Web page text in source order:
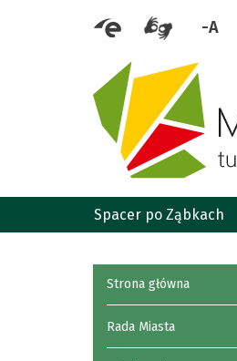
-A
Spacer po Ząbkach
Strona główna
Rada Miasta